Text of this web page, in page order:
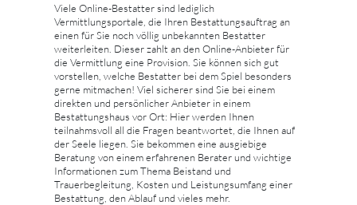
Viele Online-Bestatter sind lediglich
Vermittlungsportale, die Ihren Bestattungsauftrag an
einen für Sie noch völlig unbekannten Bestatter
weiterleiten. Dieser zahlt an den Online-Anbieter für
die Vermittlung eine Provision. Sie können sich gut
vorstellen, welche Bestatter bei dem Spiel besonders
gerne mitmachen! Viel sicherer sind Sie bei einem
direkten und persönlicher Anbieter in einem
Bestattungshaus vor Ort: Hier werden Ihnen
teilnahmsvoll all die Fragen beantwortet, die Ihnen auf
der Seele liegen. Sie bekommen eine ausgiebige
Beratung von einem erfahrenen Berater und wichtige
Informationen zum Thema Beistand und
Trauerbegleitung, Kosten und Leistungsumfang einer
Bestattung, den Ablauf und vieles mehr.